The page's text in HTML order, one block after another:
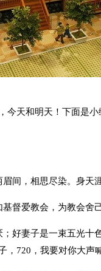
今天和明天！下面是
间，相思尽染。身天
督爱教会，为教会舍己
好妻子是一束五光十
720，我要对你大声